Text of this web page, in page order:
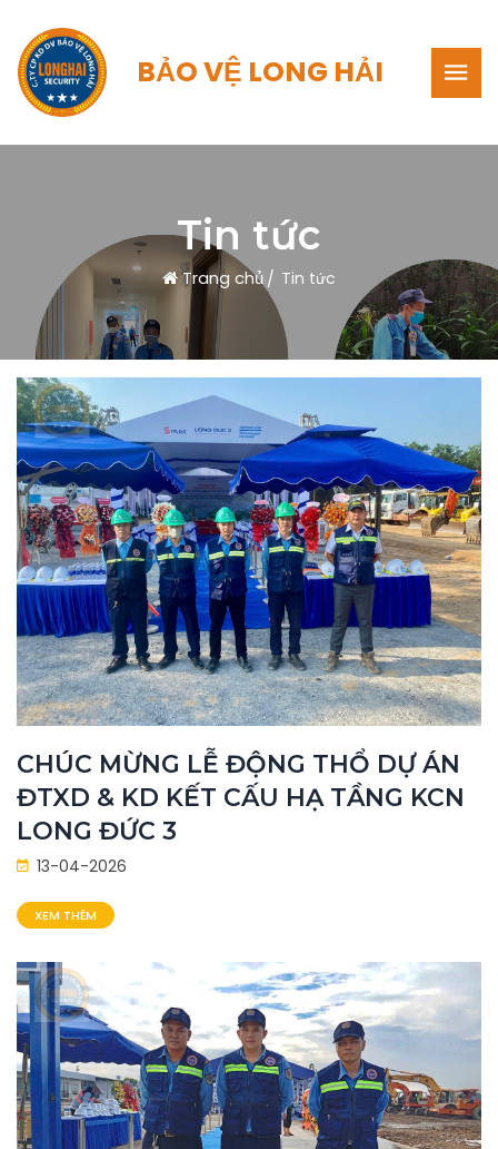
BẢO VỆ LONG HẢI
Tin tức
Trang chủ Tin tức
CHÚC MỪNG LỄ ĐỘNG THỔ DỰ ÁN
ĐTXD & KD KẾT CẤU HẠ TẦNG KCN
LONG ĐỨC 3
13-04-2026
XEM THÊM